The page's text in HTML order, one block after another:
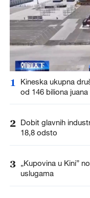
1
Kineska ukupna
od 146 biliona juana
2 Dobit glavnih
18,8 odsto
3 „Kupovina u Kini”
uslugama